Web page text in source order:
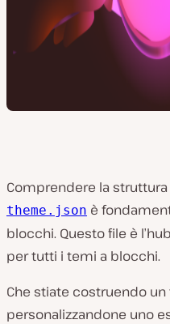
Comprendere la
theme.json è
blocchi. Questo file è
per tutti i temi a blocchi.
Che stiate costruendo un
personalizzandone uno